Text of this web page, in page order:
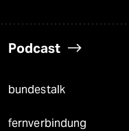
Podcast
bundestalk
fernverbindung